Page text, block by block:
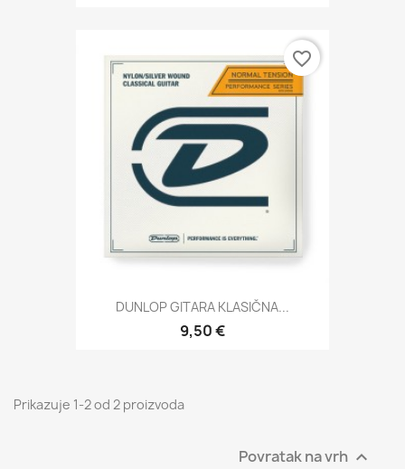
DUNLOP GITARA KLASIČNA...
9,50 €
favorite_border
Prikazuje 1-2 od 2 proizvoda
Povratak na vrh 